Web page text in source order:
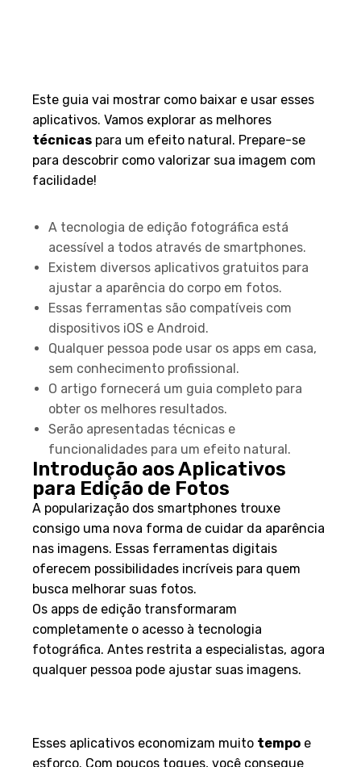
Este guia vai mostrar como baixar e usar esses
aplicativos. Vamos explorar as melhores
técnicas para um efeito natural. Prepare-se
para descobrir como valorizar sua imagem com
facilidade!
A tecnologia de edição fotográfica está
acessível a todos através de smartphones.
Existem diversos aplicativos gratuitos para
ajustar a aparência do corpo em fotos.
Essas ferramentas são compatíveis com
dispositivos iOS e Android.
Qualquer pessoa pode usar os apps em casa,
sem conhecimento profissional.
O artigo fornecerá um guia completo para
obter os melhores resultados.
Serão apresentadas técnicas e
funcionalidades para um efeito natural.
Introdução aos Aplicativos
para Edição de Fotos
A popularização dos smartphones trouxe
consigo uma nova forma de cuidar da aparência
nas imagens. Essas ferramentas digitais
oferecem possibilidades incríveis para quem
busca melhorar suas fotos.
Os apps de edição transformaram
completamente o acesso à tecnologia
fotográfica. Antes restrita a especialistas, agora
qualquer pessoa pode ajustar suas imagens.
Esses aplicativos economizam muito tempo e
esforço. Com poucos toques, você consegue